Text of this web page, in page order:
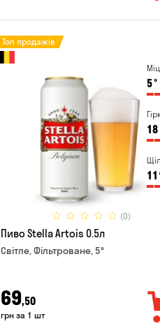
5°
18
11
(0)
Топ продажів
Пиво Stella Artois 0.5л
Світле, Фільтроване, 5°
69,50
грн за 1 шт